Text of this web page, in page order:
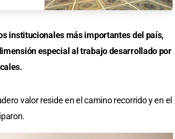
institucionales más importantes del país,
especial al trabajo desarrollado por
valor reside en el camino recorrido y en el